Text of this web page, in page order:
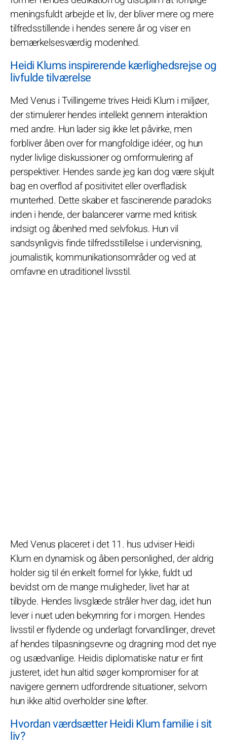
meningsfuldt arbejde et liv, der bliver mere og mere
tilfredsstillende i hendes senere år og viser en
bemærkelsesværdig modenhed.
Heidi Klums inspirerende kærlighedsrejse og
livfulde tilværelse
Med Venus i Tvillingerne trives Heidi Klum i miljøer,
der stimulerer hendes intellekt gennem interaktion
med andre. Hun lader sig ikke let påvirke, men
forbliver åben over for mangfoldige idéer, og hun
nyder livlige diskussioner og omformulering af
perspektiver. Hendes sande jeg kan dog være skjult
bag en overflod af positivitet eller overfladisk
munterhed. Dette skaber et fascinerende paradoks
inden i hende, der balancerer varme med kritisk
indsigt og åbenhed med selvfokus. Hun vil
sandsynligvis finde tilfredsstillelse i undervisning,
journalistik, kommunikationsområder og ved at
omfavne en utraditionel livsstil.
Med Venus placeret i det 11. hus udviser Heidi
Klum en dynamisk og åben personlighed, der aldrig
holder sig til én enkelt formel for lykke, fuldt ud
bevidst om de mange muligheder, livet har at
tilbyde. Hendes livsglæde stråler hver dag, idet hun
lever i nuet uden bekymring for i morgen. Hendes
livsstil er flydende og underlagt forvandlinger, drevet
af hendes tilpasningsevne og dragning mod det nye
og usædvanlige. Heidis diplomatiske natur er fint
justeret, idet hun altid søger kompromiser for at
navigere gennem udfordrende situationer, selvom
hun ikke altid overholder sine løfter.
Hvordan værdsætter Heidi Klum familie i sit
liv?